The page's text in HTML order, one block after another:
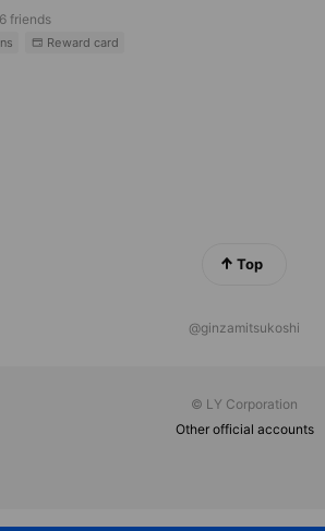
friends
Reward card
Top
@ginzamitsukoshi
© LY Corporation
Other official accounts